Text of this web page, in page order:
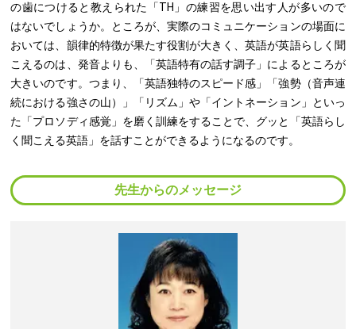
の歯につけると教えられた「TH」の練習を思い出す人が多いので
はないでしょうか。ところが、実際のコミュニケーションの場面に
おいては、韻律的特徴が果たす役割が大きく、英語が英語らしく聞
こえるのは、発音よりも、「英語特有の話す調子」によるところが
大きいのです。つまり、「英語独特のスピード感」「強勢（音声連
続における強さの山）」「リズム」や「イントネーション」といっ
た「プロソディ感覚」を磨く訓練をすることで、グッと「英語らし
く聞こえる英語」を話すことができるようになるのです。
先生からのメッセージ